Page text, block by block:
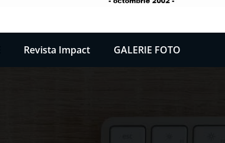
Revista Impact GALERIE FOTO